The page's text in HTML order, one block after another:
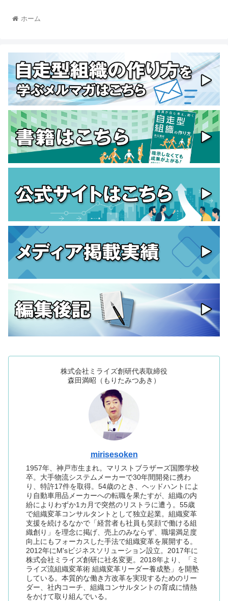
ホーム
株式会社ミライズ創研代表取締役
森田満昭（もりたみつあき）
mirisesoken
1957年、神戸市生まれ。マリストブラザーズ国際学校
卒。大手物流システムメーカーで30年間開発に携わ
り、特許17件を取得。54歳のとき、ヘッドハントによ
り自動車用品メーカーへの転職を果たすが、組織の内
紛によりわずか1カ月で突然のリストラに遭う。55歳
で組織変革コンサルタントとして独立起業。組織変革
支援を続けるなかで「経営者も社員も笑顔で働ける組
織創り」を理念に掲げ、売上のみならず、職場満足度
向上にもフォーカスした手法で組織変革を展開する。
2012年にM'sビジネスソリューション設立。2017年に
株式会社ミライズ創研に社名変更。2018年より、「ミ
ライズ流組織変革術 組織変革リーダー養成塾」を開塾
している。本質的な働き方改革を実現するためのリー
ダー、社内コーチ、組織コンサルタントの育成に情熱
をかけて取り組んでいる。